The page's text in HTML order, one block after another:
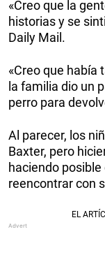
«Creo que la
historias y se
Daily Mail.
«Creo que había
la familia dio un
perro para
Al parecer, los
Baxter, pero
haciendo
reencontrar con